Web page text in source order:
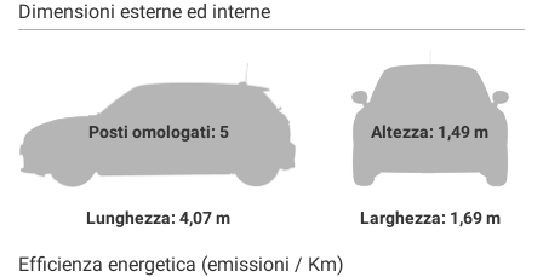
Dimensioni esterne ed interne
Posti omologati: 5
Lunghezza: 4,07 m
Altezza: 1,49 m
Larghezza: 1,69 m
Efficienza energetica (emissioni / Km)